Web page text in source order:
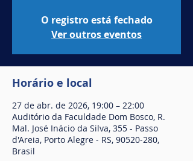
O registro está fechado
Ver outros eventos
Horário e local
27 de abr. de 2026, 19:00 – 22:00
Auditório da Faculdade Dom Bosco, R.
Mal. José Inácio da Silva, 355 - Passo
d'Areia, Porto Alegre - RS, 90520-280,
Brasil